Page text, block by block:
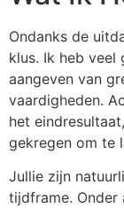
Ondanks de
klus. Ik heb veel
aangeven van
vaardigheden.
het
gekregen om te
Jullie zijn
tijdframe. Onder